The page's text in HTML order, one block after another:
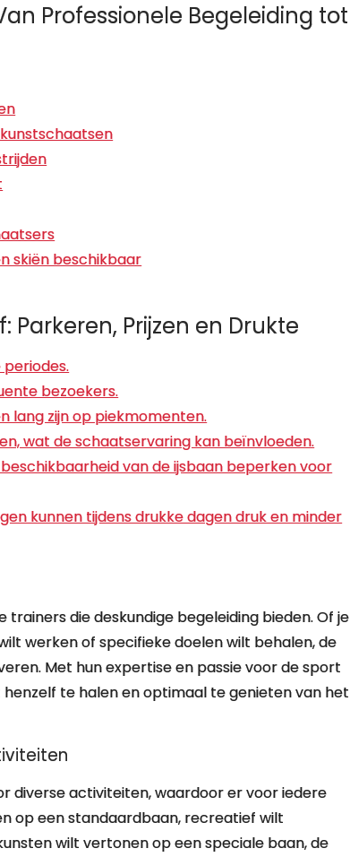
Professionele Begeleiding tot
skiën beschikbaar
Parkeren, Prijzen en Drukte
bezoekers.
lang zijn op piekmomenten.
wat de schaatservaring kan beïnvloeden.
van de ijsbaan beperken voor
kunnen tijdens drukke dagen druk en minder
die deskundige begeleiding bieden. Of je
werken of specifieke doelen wilt behalen, de
Met hun expertise en passie voor de sport
te halen en optimaal te genieten van het
diverse activiteiten, waardoor er voor iedere
op een standaardbaan, recreatief wilt
wilt vertonen op een speciale baan, de